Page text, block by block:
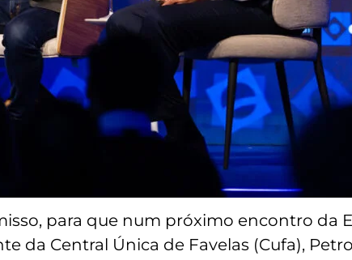
para que num próximo encontro da
da Central Única de Favelas (Cufa),